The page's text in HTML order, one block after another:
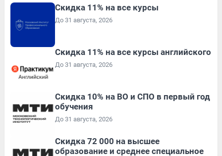
Скидка 11% на все курсы
До 31 августа, 2026
Скидка 11% на все курсы английского
До 31 августа, 2026
Скидка 10% на ВО и СПО в первый год
обучения
До 31 августа, 2026
Скидка 72 000 на высшее
образование и среднее специальное